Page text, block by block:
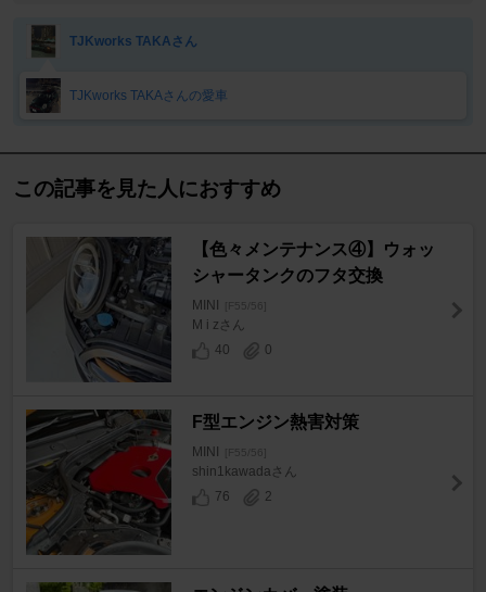
TJKworks TAKAさん
TJKworks TAKAさんの愛車
この記事を見た人におすすめ
【色々メンテナンス④】ウォッ
シャータンクのフタ交換
MINI [F55/56]
M i zさん
40
0
F型エンジン熱害対策
MINI [F55/56]
shin1kawadaさん
76
2